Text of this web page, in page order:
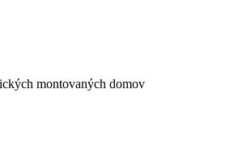
montovaných domov